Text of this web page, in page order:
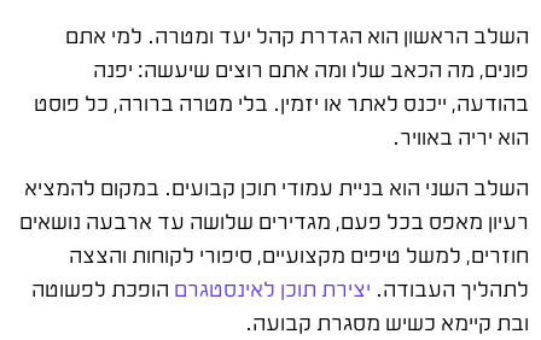
השלב הראשון הוא הגדרת קהל יעד ומטרה. למי אתם
פונים, מה הכאב שלו ומה אתם רוצים שיעשה: יפנה
בהודעה, ייכנס לאתר או יזמין. בלי מטרה ברורה, כל פוסט
הוא יריה באוויר.
השלב השני הוא בניית עמודי תוכן קבועים. במקום להמציא
רעיון מאפס בכל פעם, מגדירים שלושה עד ארבעה נושאים
חוזרים, למשל טיפים מקצועיים, סיפורי לקוחות והצצה
לתהליך העבודה. יצירת תוכן לאינסטגרם הופכת לפשוטה
ובת קיימא כשיש מסגרת קבועה.